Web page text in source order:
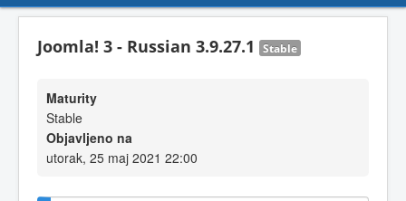
Joomla! 3 - Russian 3.9.27.1 Stable
Maturity
Stable
Objavljeno na
utorak, 25 maj 2021 22:00